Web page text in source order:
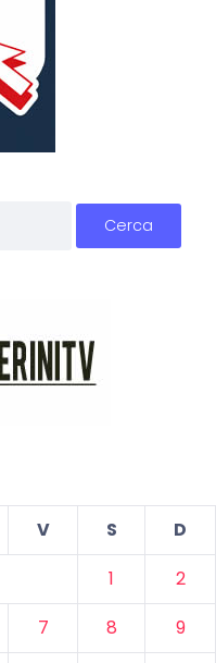
V S
D
1
2
7 8
9